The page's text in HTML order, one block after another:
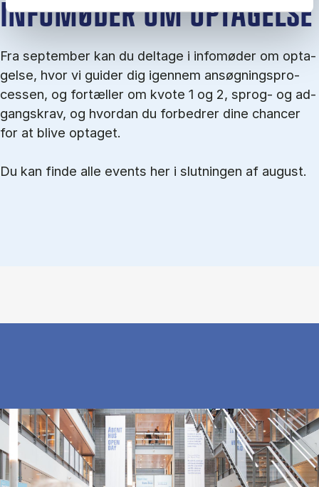
IN­FO­MØ­DER OM OP­TA­GEL­SE
Fra september kan du del­tage i in­fo­mø­der om op­ta­
gel­se, hvor vi gu­i­der dig igen­nem an­søg­nings­pro­
ces­sen, og for­tæl­ler om kvo­te 1 og 2, sprog- og ad­
gangs­krav, og hvordan du forbedrer dine chancer
for at blive optaget.
Du kan finde alle events her i slutningen af august.